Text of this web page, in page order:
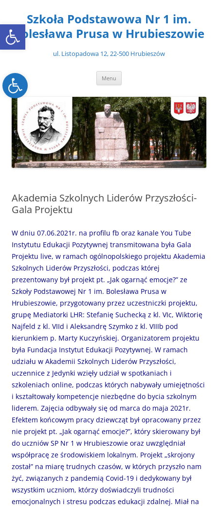
Open toolbar
Open toolbar
treściSzkoła Podstawowa Nr 1 im.
Bolesława Prusa w Hrubieszowie
ul. Listopadowa 12, 22-500 Hrubieszów
Menu
Akademia Szkolnych Liderów Przyszłości-
Gala Projektu
W dniu 07.06.2021r. na profilu fb oraz kanale You Tube
Instytutu Edukacji Pozytywnej transmitowana była Gala
Projektu live, w ramach ogólnopolskiego projektu Akademia
Szkolnych Liderów Przyszłości, podczas której
prezentowany był projekt pt. „Jak ogarnąć emocje?” ze
Szkoły Podstawowej Nr 1 im. Bolesława Prusa w
Hrubieszowie, przygotowany przez uczestniczki projektu,
grupę Mediatorki LHR: Stefanię Suchecką z kl. VIc, Wiktorię
Najfeld z kl. VIId i Aleksandrę Szymko z kl. VIIIb pod
kierunkiem p. Marty Kuczyńskiej. Organizatorem projektu
była Fundacja Instytut Edukacji Pozytywnej. W ramach
udziału w Akademii Szkolnych Liderów Przyszłości,
uczennice z Jedynki wzięły udział w spotkaniach i
szkoleniach online, podczas których nabywały umiejętności
i kształtowały kompetencje niezbędne do bycia szkolnym
liderem. Zajęcia odbywały się od marca do maja 2021r.
Efektem końcowym pracy dziewcząt był opracowany przez
nie projekt pt. „Jak ogarnąć emocje?”, który skierowany był
do uczniów SP Nr 1 w Hrubieszowie oraz uwzględniał
współpracę ze środowiskiem lokalnym. Projekt „skrojony
został” na miarę trudnych czasów, w których przyszło nam
żyć, związanych z pandemią Covid-19 i dedykowany był
wszystkim uczniom, którzy doświadczyli trudności
emocjonalnych i stresu podczas edukacji zdalnej. Miał na